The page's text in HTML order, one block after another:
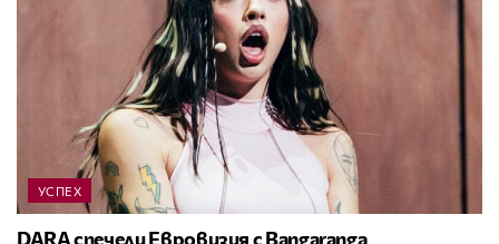
УСПЕХ
DARA спечели Евровизия с Bangaranga